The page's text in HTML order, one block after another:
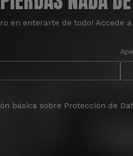
en enterarte de todo! Accede
básica sobre Protección de